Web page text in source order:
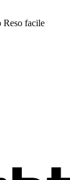
Reso facile